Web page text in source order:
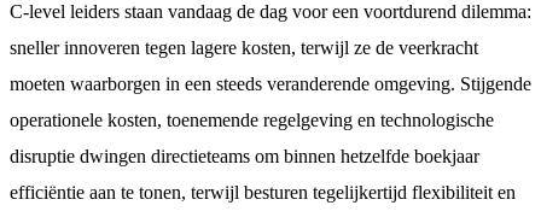
C-level leiders staan vandaag de dag voor een voortdurend dilemma:
sneller innoveren tegen lagere kosten, terwijl ze de veerkracht
moeten waarborgen in een steeds veranderende omgeving. Stijgende
operationele kosten, toenemende regelgeving en technologische
disruptie dwingen directieteams om binnen hetzelfde boekjaar
efficiëntie aan te tonen, terwijl besturen tegelijkertijd flexibiliteit en